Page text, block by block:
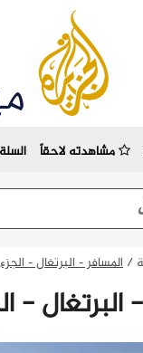
مشاهدته لاحقاً السلة
/ المسافر - البرتغال - الجزء
-